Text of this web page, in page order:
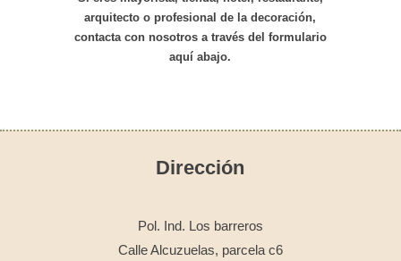
arquitecto o profesional de la decoración,
contacta con nosotrosa través del formulario
aquí abajo.
Dirección
Pol. Ind. Los barreros
Calle Alcuzuelas, parcela c6